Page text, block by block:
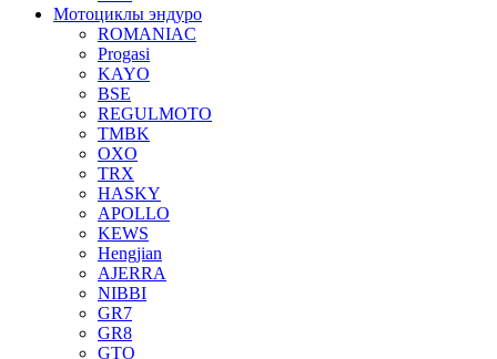
Мотоциклы эндуро
ROMANIAC
Progasi
KAYO
BSE
REGULMOTO
TMBK
OXO
TRX
HASKY
APOLLO
KEWS
Hengjian
AJERRA
NIBBI
GR7
GR8
GTO